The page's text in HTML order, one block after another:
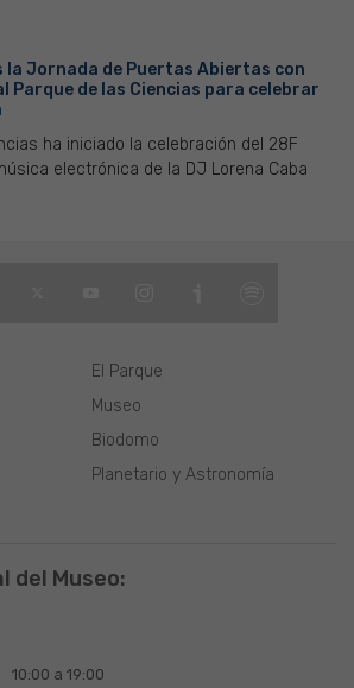
la Jornada de Puertas Abiertas con
de las Ciencias para celebrar
ha iniciado la celebración del 28F
electrónica de la DJ Lorena Caba
El Parque
Museo
Biodomo
Planetario y Astronomía
del Museo:
10:00 a 19:00